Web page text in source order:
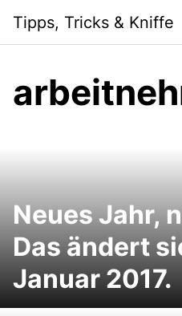
content
Tipps, Tricks & Kniffe
Neues Jahr,
Das ändert
Januar 2017.